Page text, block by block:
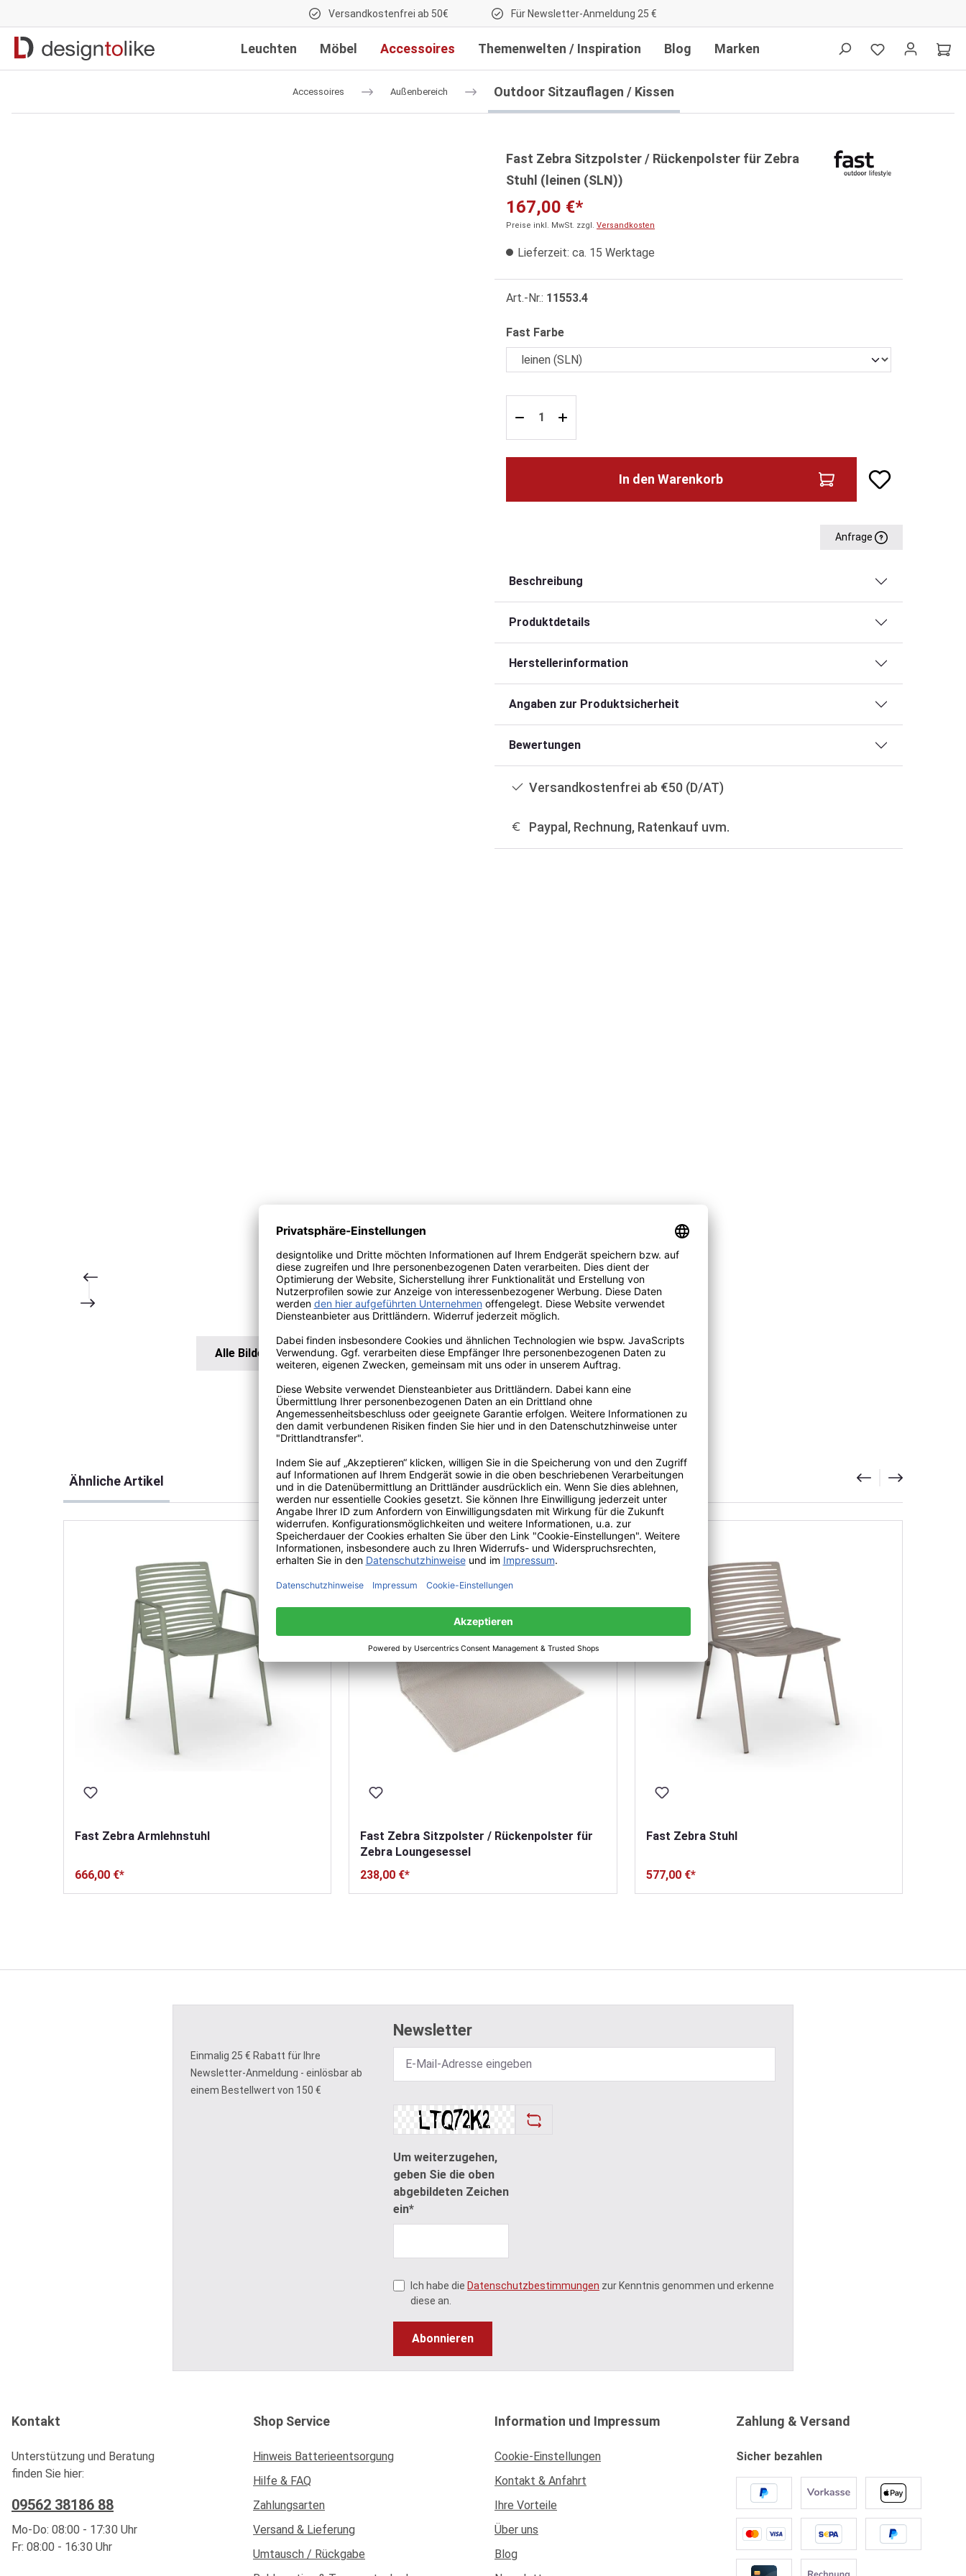
Versandkostenfrei ab 50€ Für Newsletter-Anmeldung 25 €
Leuchten Möbel Accessoires Themenwelten / Inspiration Blog Marken
Accessoires Außenbereich Outdoor Sitzauflagen / Kissen
Alle Bilder anzeigen
Fast Zebra Sitzpolster / Rückenpolster für Zebra
Stuhl (leinen (SLN))
167,00 €*
Preise inkl. MwSt. zzgl. Versandkosten
Lieferzeit: ca. 15 Werktage
Art.-Nr.: 11553.4
Fast Farbeauswählen
In den Warenkorb
Anfrage
Beschreibung
Produktdetails
Herstellerinformation
Angaben zur Produktsicherheit
Bewertungen
Versandkostenfrei ab €50 (D/AT)
Paypal, Rechnung, Ratenkauf uvm.
Ähnliche Artikel
Fast Zebra Armlehnstuhl
666,00 €*
Fast Zebra Sitzpolster / Rückenpolster für
Zebra Loungesessel
238,00 €*
Fast Zebra Stuhl
577,00 €*
Newsletter
Einmalig 25 € Rabatt für Ihre
Newsletter-Anmeldung - einlösbar ab
einem Bestellwert von 150 €
Um weiterzugehen,
geben Sie die oben
abgebildeten Zeichen
ein*
Ich habe die Datenschutzbestimmungen zur Kenntnis genommen und erkenne
diese an.
Abonnieren
Kontakt
Unterstützung und Beratung
finden Sie hier:
09562 38186 88
Mo-Do: 08:00 - 17:30 Uhr
Fr: 08:00 - 16:30 Uhr
Shop Service
Hinweis Batterieentsorgung
Hilfe & FAQ
Zahlungsarten
Versand & Lieferung
Umtausch / Rückgabe
Information und Impressum
Cookie-Einstellungen
Kontakt & Anfahrt
Ihre Vorteile
Über uns
Blog
Zahlung & Versand
Sicher bezahlen